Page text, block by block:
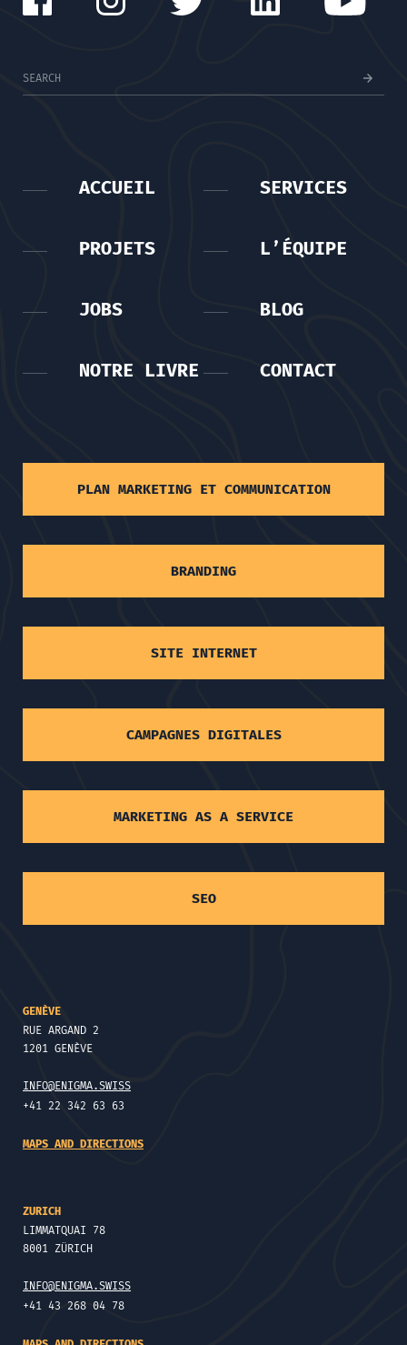
ACCUEIL SERVICES
PROJETS L’ÉQUIPE
JOBS BLOG
NOTRE LIVRE CONTACT
PLAN MARKETING ET COMMUNICATION
BRANDING
SITE INTERNET
CAMPAGNES DIGITALES
MARKETING AS A SERVICE
SEO
GENÈVE
RUE ARGAND 2
1201 GENÈVE
INFO@ENIGMA.SWISS
+41 22 342 63 63
MAPS AND DIRECTIONS
ZURICH
LIMMATQUAI 78
8001 ZÜRICH
INFO@ENIGMA.SWISS
+41 43 268 04 78